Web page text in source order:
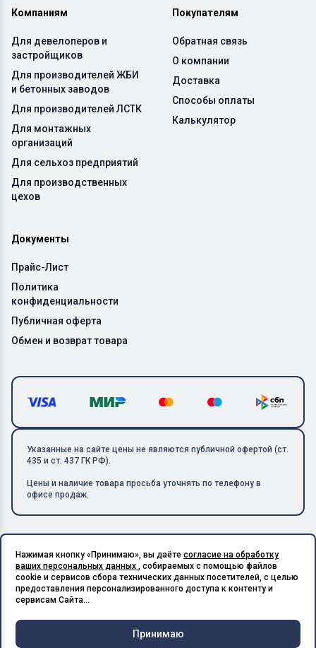
Компаниям
Для девелоперов и
застройщиков
Для производителей ЖБИ
и бетонных заводов
Для производителей ЛСТК
Для монтажных
организаций
Для сельхоз предприятий
Для производственных
цехов
Покупателям
Обратная связь
О компании
Доставка
Способы оплаты
Калькулятор
Документы
Прайс-Лист
Политика
конфиденциальности
Публичная оферта
Обмен и возврат товара
Указанные на сайте цены не являются публичной офертой (ст.
435 и ст. 437 ГК РФ).
Цены и наличие товара просьба уточнять по телефону в
офисе продаж.
Copyright © 2026 ООО «Металлолом-1». Все права защищены.
Разработано в X-Point.Studio
ИНН: 5003129594 | КПП: 500301001 | ОГРН: 1185027017240
Подпишитесь на Telegram,
получите скидку 20%
Нажимая кнопку «Принимаю», вы даёте согласие на обработку
ваших персональных данных , собираемых с помощью файлов
cookie и сервисов сбора технических данных посетителей, с целью
предоставления персонализированного доступа к контенту и
сервисам Сайта...
Принимаю